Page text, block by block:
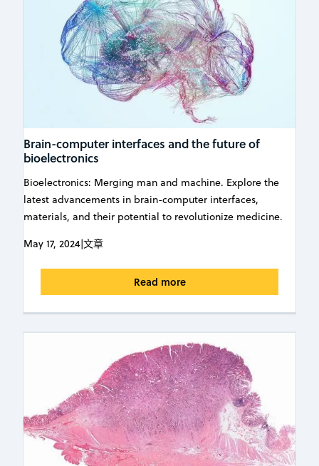
Brain-computer interfaces and the future of
bioelectronics
Bioelectronics: Merging man and machine. Explore the
latest advancements in brain-computer interfaces,
materials, and their potential to revolutionize medicine.
May 17, 2024|文章
Read more